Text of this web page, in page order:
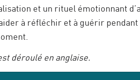
et un rituel émotionnant
à réfléchir et à guérir pendant
déroulé en anglaise.